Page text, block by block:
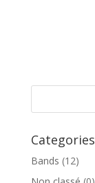
Categories
Bands (12)